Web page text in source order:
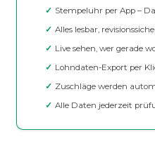
Stempeluhr per App –
Alles lesbar,
Live sehen, wer gerade
Lohndaten-Export per
Zuschläge werden
Alle Daten jederzeit